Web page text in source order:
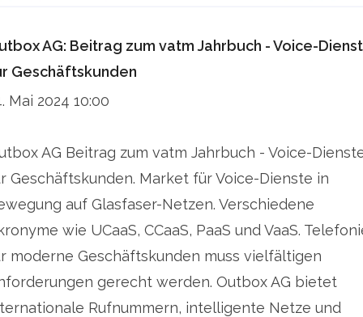
AG: Beitrag zum vatm Jahrbuch - Voice-
Geschäftskunden
Mai 2024 10:00
AG Beitrag zum vatm Jahrbuch - Voice-
Geschäftskunden. Market für Voice-Dienste in
auf Glasfaser-Netzen. Verschiedene
wie UCaaS, CCaaS, PaaS und VaaS.
moderne Geschäftskunden muss vielfältigen
gerecht werden. Outbox AG bietet
Rufnummern, intelligente Netze und